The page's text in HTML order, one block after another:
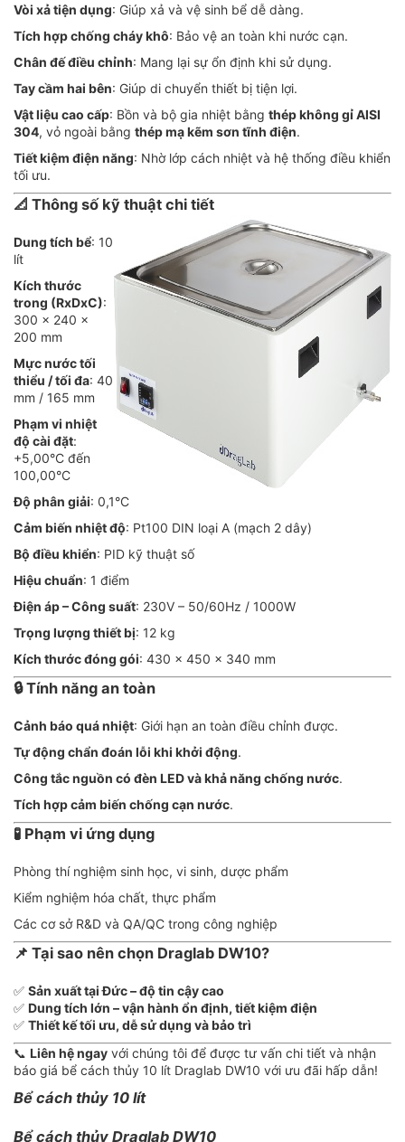
Vòi xả tiện dụng: Giúp xả và vệ sinh bể dễ dàng.
Tích hợp chống cháy khô: Bảo vệ an toàn khi nước cạn.
Chân đế điều chỉnh: Mang lại sự ổn định khi sử dụng.
Tay cầm hai bên: Giúp di chuyển thiết bị tiện lợi.
Vật liệu cao cấp: Bồn và bộ gia nhiệt bằng thép không gỉ AISI
304, vỏ ngoài bằng thép mạ kẽm sơn tĩnh điện.
Tiết kiệm điện năng: Nhờ lớp cách nhiệt và hệ thống điều khiển
tối ưu.
📐 Thông số kỹ thuật chi tiết
Dung tích bể: 10
lít
Kích thước
trong (RxDxC):
300 x 240 x
200 mm
Mực nước tối
thiểu / tối đa: 40
mm / 165 mm
Phạm vi nhiệt
độ cài đặt:
+5,00°C đến
100,00°C
Độ phân giải: 0,1°C
Cảm biến nhiệt độ: Pt100 DIN loại A (mạch 2 dây)
Bộ điều khiển: PID kỹ thuật số
Hiệu chuẩn: 1 điểm
Điện áp – Công suất: 230V – 50/60Hz / 1000W
Trọng lượng thiết bị: 12 kg
Kích thước đóng gói: 430 x 450 x 340 mm
🔒 Tính năng an toàn
Cảnh báo quá nhiệt: Giới hạn an toàn điều chỉnh được.
Tự động chẩn đoán lỗi khi khởi động.
Công tắc nguồn có đèn LED và khả năng chống nước.
Tích hợp cảm biến chống cạn nước.
🧪 Phạm vi ứng dụng
Phòng thí nghiệm sinh học, vi sinh, dược phẩm
Kiểm nghiệm hóa chất, thực phẩm
Các cơ sở R&D và QA/QC trong công nghiệp
📌 Tại sao nên chọn Draglab DW10?
✅ Sản xuất tại Đức – độ tin cậy cao
✅ Dung tích lớn – vận hành ổn định, tiết kiệm điện
✅ Thiết kế tối ưu, dễ sử dụng và bảo trì
📞 Liên hệ ngay với chúng tôi để được tư vấn chi tiết và nhận
báo giá bể cách thủy 10 lít Draglab DW10 với ưu đãi hấp dẫn!
Bể cách thủy 10 lít
Bể cách thủy Draglab DW10